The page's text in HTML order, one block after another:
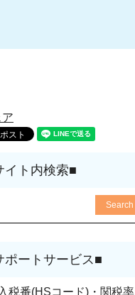
ア
税番(HSコード)・関税率